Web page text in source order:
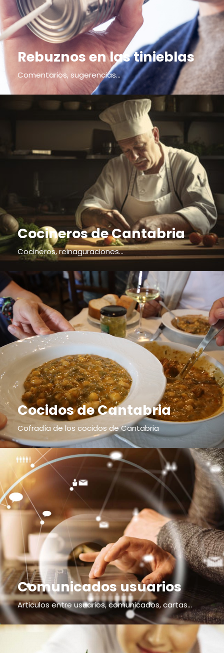
Rebuznos en las tinieblas
Comentarios, sugerencias...
Cocineros de Cantabria
Cocineros, reinaguraciones...
Cocidos de Cantabria
Cofradía de los cocidos de Cantabria
Comunicados usuarios
Articulos entre usuarios, comunicados, cartas...